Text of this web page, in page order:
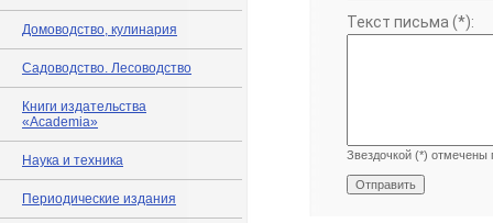
Домоводство, кулинария
Садоводство. Лесоводство
Книги издательства
«Academia»
Наука и техника
Периодические издания
Текст письма (*):
Звездочкой (*) отмечены